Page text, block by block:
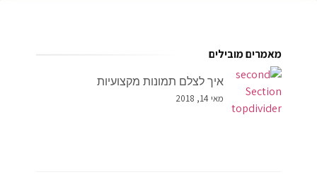
מאמרים מובילים
איך לצלם תמונות מקצועיות
מאי 14, 2018